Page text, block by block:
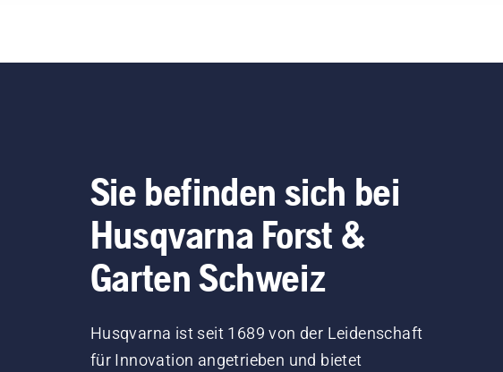
Sie befinden sich bei
Husqvarna Forst &
Garten Schweiz
Husqvarna ist seit 1689 von der Leidenschaft
für Innovation angetrieben und bietet